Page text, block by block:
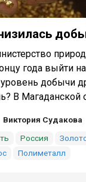
года выйти на
добычи
В Магаданской
Виктория Судакова
Россия
Полиметалл